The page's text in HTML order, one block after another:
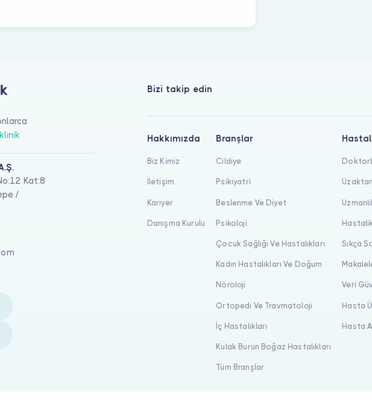
Kat:8
/
Bizi takip edin
Hakkımızda
Biz Kimiz
İletişim
Kariyer
Danışma Kurulu
Branşlar
Cildiye
Psikiyatri
Beslenme Ve Diyet
Psikoloji
Çocuk Sağlığı Ve Hastalıkları
Kadın Hastalıkları Ve Doğum
Nöroloji
Ortopedi Ve Travmatoloji
İç Hastalıkları
Kulak Burun Boğaz Hastalıkları
Tüm Branşlar
Sıkça
Veri
Hasta
Hasta